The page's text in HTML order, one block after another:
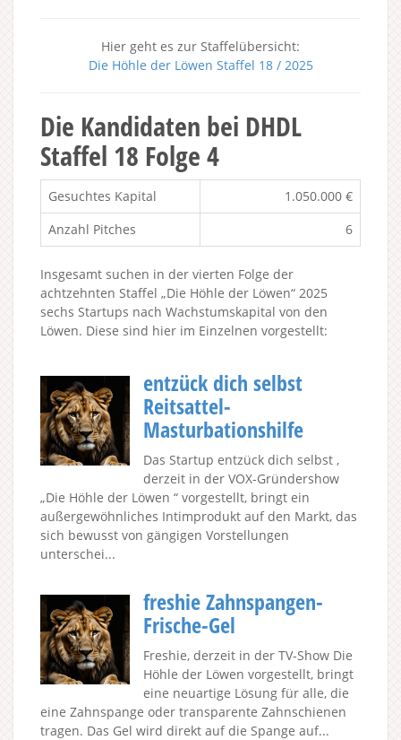
Hier geht es zur Staffelübersicht:
Die Höhle der Löwen Staffel 18 / 2025
Die Kandidaten bei DHDL
Staffel 18 Folge 4
Gesuchtes Kapital
1.050.000 €
Anzahl Pitches
6
Insgesamt suchen in der vierten Folge der
achtzehnten Staffel „Die Höhle der Löwen“ 2025
sechs Startups nach Wachstumskapital von den
Löwen. Diese sind hier im Einzelnen vorgestellt:
entzück dich selbst
Reitsattel-
Masturbationshilfe
Das Startup entzück dich selbst ,
derzeit in der VOX-Gründershow
„Die Höhle der Löwen “ vorgestellt, bringt ein
außergewöhnliches Intimprodukt auf den Markt, das
sich bewusst von gängigen Vorstellungen
unterschei...
freshie Zahnspangen-
Frische-Gel
Freshie, derzeit in der TV-Show Die
Höhle der Löwen vorgestellt, bringt
eine neuartige Lösung für alle, die
eine Zahnspange oder transparente Zahnschienen
tragen. Das Gel wird direkt auf die Spange auf...